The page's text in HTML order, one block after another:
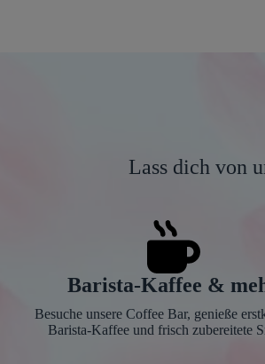
Lass dich von
Barista-Kaffee &
Besuche unsere Coffee Bar, genieße
Barista-Kaffee und frisch zubereitete